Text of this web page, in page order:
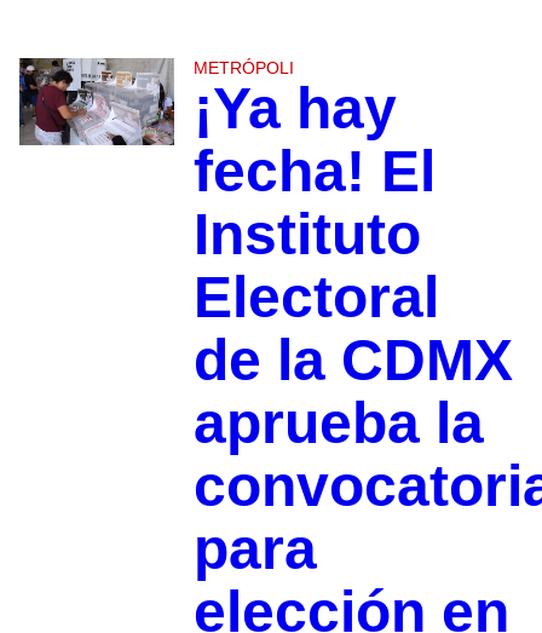
METRÓPOLI
¡Ya hay
fecha! El
Instituto
Electoral
de la CDMX
aprueba la
para
elección en